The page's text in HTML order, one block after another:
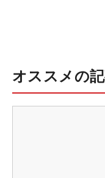
オススメの